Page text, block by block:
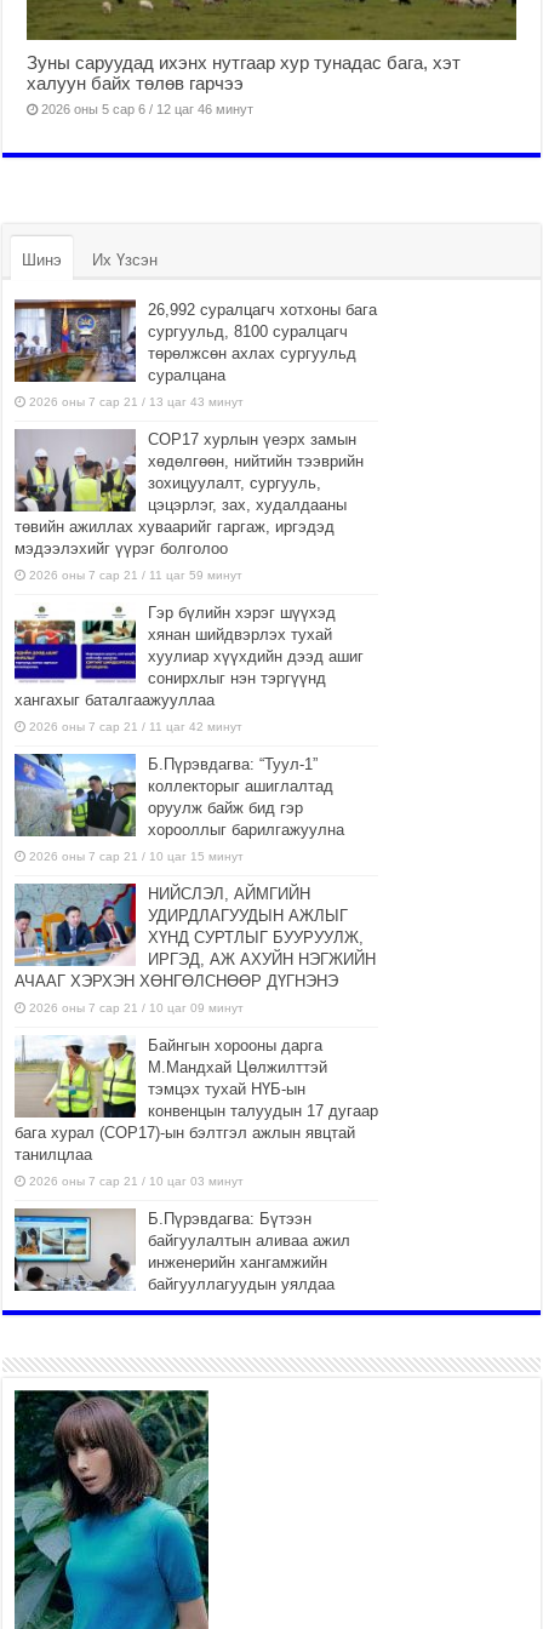
Зуны саруудад ихэнх нутгаар хур тунадас бага, хэт
халуун байх төлөв гарчээ
2026 оны 5 сар 6 / 12 цаг 46 минут
Шинэ Их Үзсэн
26,992 суралцагч хотхоны бага
сургуульд, 8100 суралцагч
төрөлжсөн ахлах сургуульд
суралцана
2026 оны 7 сар 21 / 13 цаг 43 минут
COP17 хурлын үеэрх замын
хөдөлгөөн, нийтийн тээврийн
зохицуулалт, сургууль,
цэцэрлэг, зах, худалдааны
төвийн ажиллах хуваарийг гаргаж, иргэдэд
мэдээлэхийг үүрэг болголоо
2026 оны 7 сар 21 / 11 цаг 59 минут
Гэр бүлийн хэрэг шүүхэд
хянан шийдвэрлэх тухай
хуулиар хүүхдийн дээд ашиг
сонирхлыг нэн тэргүүнд
хангахыг баталгаажууллаа
2026 оны 7 сар 21 / 11 цаг 42 минут
Б.Пүрэвдагва: “Туул-1”
коллекторыг ашиглалтад
оруулж байж бид гэр
хорооллыг барилгажуулна
2026 оны 7 сар 21 / 10 цаг 15 минут
НИЙСЛЭЛ, АЙМГИЙН
УДИРДЛАГУУДЫН АЖЛЫГ
ХҮНД СУРТЛЫГ БУУРУУЛЖ,
ИРГЭД, АЖ АХУЙН НЭГЖИЙН
АЧААГ ХЭРХЭН ХӨНГӨЛСНӨӨР ДҮГНЭНЭ
2026 оны 7 сар 21 / 10 цаг 09 минут
Байнгын хорооны дарга
М.Мандхай Цөлжилттэй
тэмцэх тухай НҮБ-ын
конвенцын талуудын 17 дугаар
бага хурал (СОР17)-ын бэлтгэл ажлын явцтай
танилцлаа
2026 оны 7 сар 21 / 10 цаг 03 минут
Б.Пүрэвдагва: Бүтээн
байгуулалтын аливаа ажил
инженерийн хангамжийн
байгууллагуудын уялдаа
холбоогүйгээс саатах ёсгүй
“Сэлбэ 20 минутын хот”
төслийн анхны 12 давхар
барилгын үндсэн карказ,
цутгалтын ажил дууслаа
2026 оны 7 сар 20 / 17 цаг 17 минут
Мопед, скүүтер, тэдгээртэй
адилтгах үзүүлэлт бүхий
тээврийн хэрэгсэлтэй
холбоотой нийслэлийн засаг
дарга захирамж гаргалаа
2026 оны 7 сар 20 / 17 цаг 11 минут